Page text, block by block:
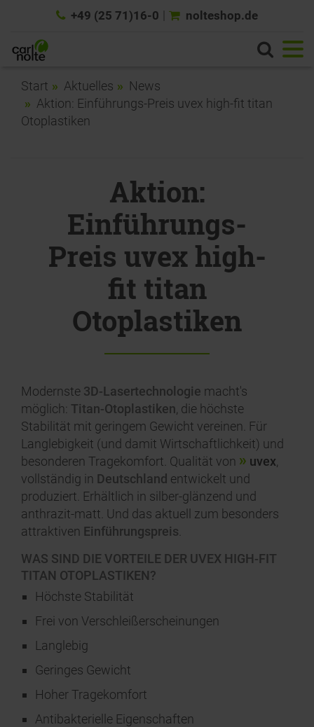
+49 (25 71)16-0 nolteshop.de
Start Aktuelles
News
Aktion: Einführungs-Preis uvex high-fit titan
Otoplastiken
Aktion:
Einführungs-
Preis uvex high-
fit titan
Otoplastiken
Modernste 3D-Lasertechnologie macht's
möglich: Titan-Otoplastiken , die höchste
Stabilität mit geringem Gewicht vereinen. Für
Langlebigkeit (und damit Wirtschaftlichkeit) und
besonderen Tragekomfort. Qualität von
uvex
vollständig in Deutschland entwickelt und
produziert. Erhältlich in silber-glänzend und
anthrazit-matt. Und das aktuell zum besonders
attraktiven Einführungspreis
WAS SIND DIE VORTEILE DER UVEX HIGH-FIT
TITAN OTOPLASTIKEN?
Höchste Stabilität
Frei von Verschleißerscheinungen
Langlebig
Geringes Gewicht
Hoher Tragekomfort
Antibakterielle Eigenschaften